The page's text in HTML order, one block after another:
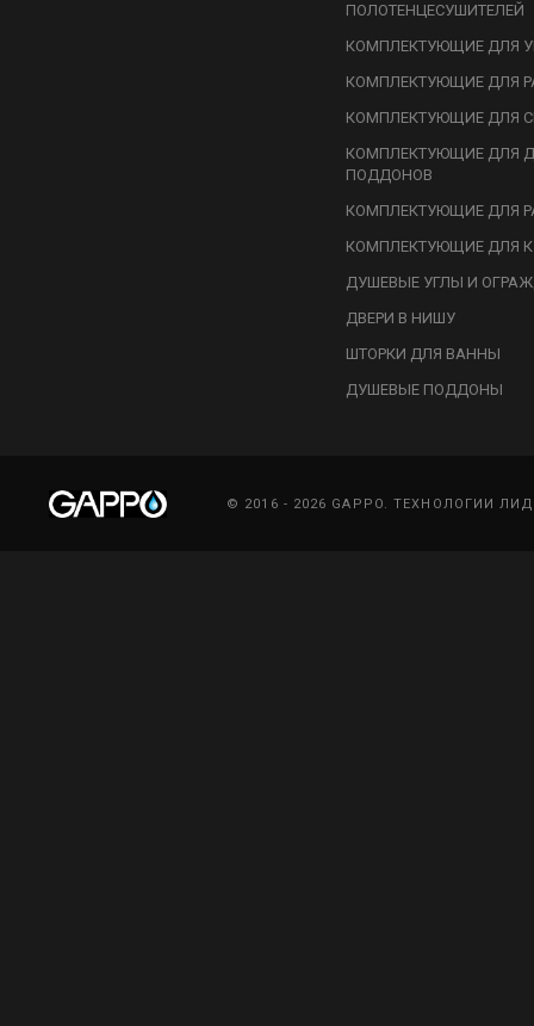
ПОЛОТЕНЦЕСУШИТЕЛЕЙ
КОМПЛЕКТУЮЩИЕ ДЛЯ
КОМПЛЕКТУЮЩИЕ ДЛЯ
КОМПЛЕКТУЮЩИЕ ДЛЯ
КОМПЛЕКТУЮЩИЕ ДЛЯ
ПОДДОНОВ
КОМПЛЕКТУЮЩИЕ ДЛЯ
КОМПЛЕКТУЮЩИЕ ДЛЯ
ДУШЕВЫЕ УГЛЫ И
ДВЕРИ В НИШУ
ШТОРКИ ДЛЯ ВАННЫ
ДУШЕВЫЕ ПОДДОНЫ
© 2016 - 2026 GAPPO. ТЕХНОЛОГИИ